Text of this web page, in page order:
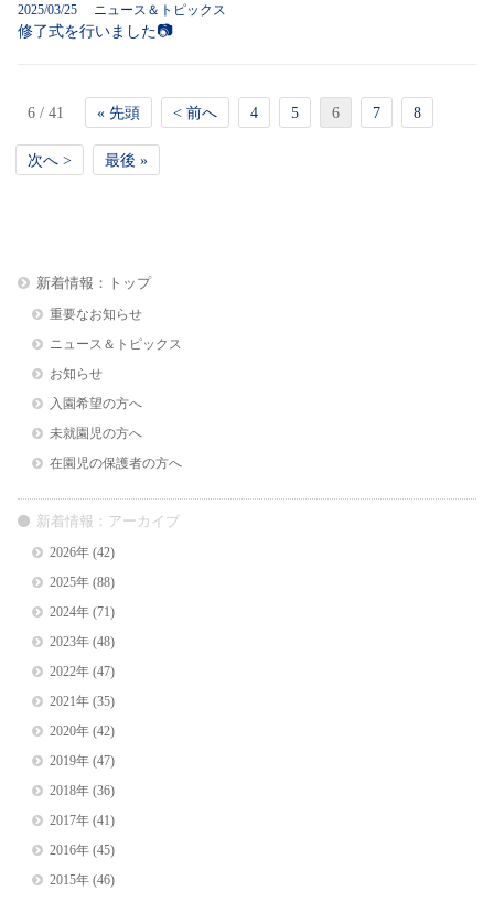
2025/03/25 ニュース＆トピックス
修了式を行いました📷
6 / 41 « 先頭 < 前へ 4 5 6 7 8
次へ > 最後 »
新着情報：トップ
重要なお知らせ
ニュース＆トピックス
お知らせ
入園希望の方へ
未就園児の方へ
在園児の保護者の方へ
新着情報：アーカイブ
2026年(42)
2025年(88)
2024年(71)
2023年(48)
2022年(47)
2021年(35)
2020年(42)
2019年(47)
2018年(36)
2017年(41)
2016年(45)
2015年(46)